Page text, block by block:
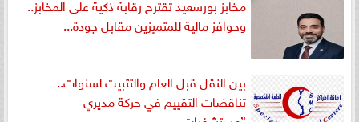
مخابز بورسعيد تقترح رقابة ذكية على المخابز..
وحوافز مالية للمتميزين مقابل جودة...
بين النقل قبل العام والتثبيت لسنوات..
تناقضات التقييم في حركة مديري